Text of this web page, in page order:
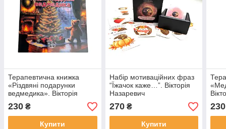
Терапевтична книжка
«Різдвяні подарунки
ведмедика». Вікторія
230 ₴
Купити
Набір мотиваційних фраз
“Їжачок каже…”. Вікторія
Назаревич
270₴
Купити
230